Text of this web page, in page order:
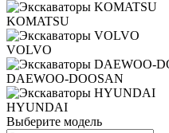
KOMATSU
VOLVO
DAEWOO-DOOSAN
HYUNDAI
Выберите модель